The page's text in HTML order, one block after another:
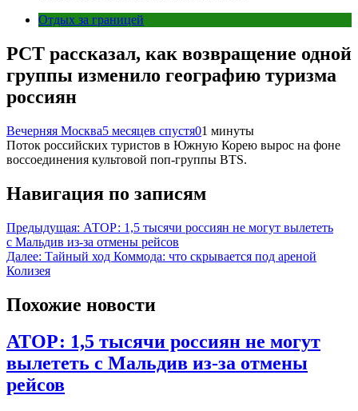
Отдых за границей
РСТ рассказал, как возвращение одной
группы изменило географию туризма
россиян
Вечерняя Москва5 месяцев спустя01 минуты
Поток российских туристов в Южную Корею вырос на фоне
воссоединения культовой поп-группы BTS.
Навигация по записям
Предыдущая: АТОР: 1,5 тысячи россиян не могут вылететь
с Мальдив из-за отмены рейсов
Далее: Тайный ход Коммода: что скрывается под ареной
Колизея
Похожие новости
АТОР: 1,5 тысячи россиян не могут
вылететь с Мальдив из-за отмены
рейсов